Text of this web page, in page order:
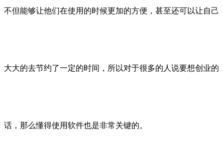
不但能够让他们在使用的时候更加的方便，甚至还可以让自己
大大的去节约了一定的时间，所以对于很多的人说要想创业的
话，那么懂得使用软件也是非常关键的。